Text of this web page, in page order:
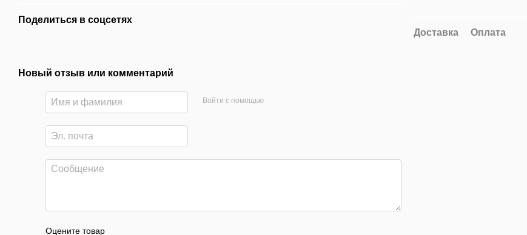
Поделиться в соцсетях
Новый отзыв или комментарий
Войти с помощью
Оцените товар
Доставка Оплата